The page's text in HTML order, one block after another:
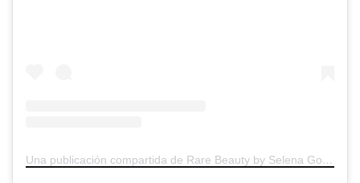
Una publicación compartida de Rare Beauty by Selena Gomez (@rarebeauty)